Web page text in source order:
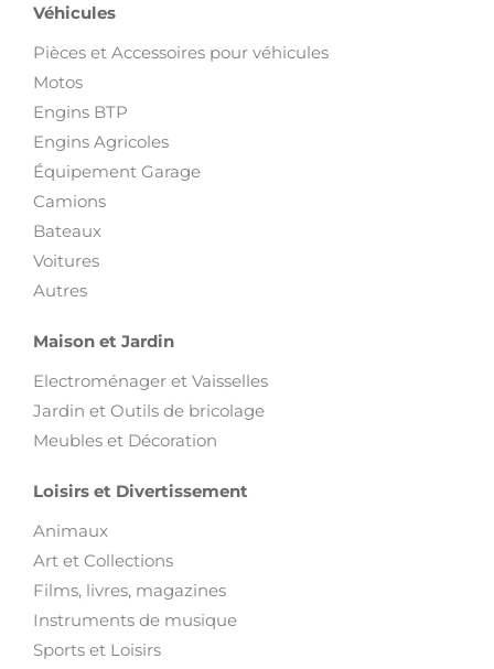
Véhicules
Pièces et Accessoires pour véhicules
Motos
Engins BTP
Engins Agricoles
Équipement Garage
Camions
Bateaux
Voitures
Autres
Maison et Jardin
Electroménager et Vaisselles
Jardin et Outils de bricolage
Meubles et Décoration
Loisirs et Divertissement
Animaux
Art et Collections
Films, livres, magazines
Instruments de musique
Sports et Loisirs